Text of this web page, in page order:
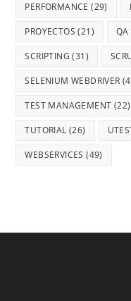
PERFORMANCE (29)
PROYECTOS (21) QA
SCRIPTING (31)
SELENIUM WEBDRIVER
TEST MANAGEMENT (22)
TUTORIAL (26)
WEBSERVICES (49)